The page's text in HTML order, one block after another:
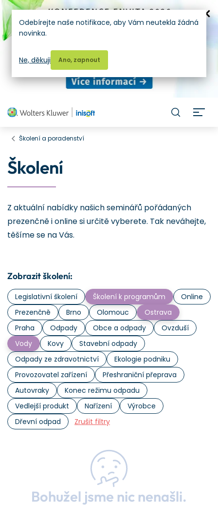
Školení a poradenství
Školení
Z aktuální nabídky našich seminářů pořádaných
prezenčně i online si určitě vyberete. Tak neváhejte,
těšíme se na Vás.
Zobrazit školení:
Legislativní školení Školení k programům
Online
Prezenčně
Brno Olomouc
Ostrava
Praha
Odpady Obce a odpady
Ovzduší
Vody
Kovy
Stavební odpady
Odpady ze zdravotnictví
Ekologie podniku
Provozovatel zařízení
Přeshraniční přeprava
Autovraky
Konec režimu odpadu
Vedlejší produkt
Nařízení
Výrobce
Dřevní odpad
Zrušit filtry
Bohužel jsme nic nenašli.
Odebírejte naše notifikace, aby Vám neutekla žádná
novinka.
Ano, zapnout
Ne, děkuji